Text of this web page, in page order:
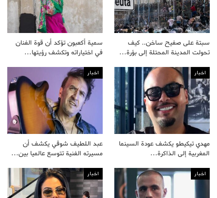
سبتة على صفيح ساخن.. كيف
تحولت المدينة المحتلة إلى بؤرة…
سمية أكعبون تؤكد أن قوة الفنان
في اختياراته وتكشف رؤيتها…
اخبار
مهدي تيكيطو يكشف عودة السينما
المغربية إلى الذاكرة…
اخبار
عبد اللطيف شوقي يكشف أن
مسيرته الفنية تتوسع عالميا بين…
اخبار اخبار